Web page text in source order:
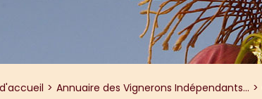
Annuaire des Vignerons Indépendants...